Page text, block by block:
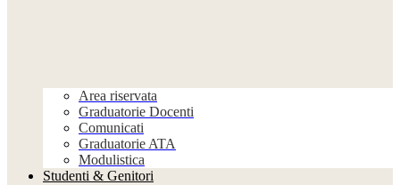
Area riservata
Graduatorie Docenti
Comunicati
Graduatorie ATA
Modulistica
Studenti & Genitori